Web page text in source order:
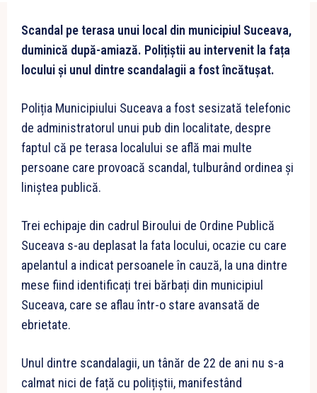
Scandal pe terasa unui local din municipiul Suceava,
duminică după-amiază. Polițiștii au intervenit la fața
locului și unul dintre scandalagii a fost încătușat.
Poliția Municipiului Suceava a fost sesizată telefonic
de administratorul unui pub din localitate, despre
faptul că pe terasa localului se află mai multe
persoane care provoacă scandal, tulburând ordinea și
liniștea publică.
Trei echipaje din cadrul Biroului de Ordine Publică
Suceava s-au deplasat la fata locului, ocazie cu care
apelantul a indicat persoanele în cauză, la una dintre
mese fiind identificați trei bărbați din municipiul
Suceava, care se aflau într-o stare avansată de
ebrietate.
Unul dintre scandalagii, un tânăr de 22 de ani nu s-a
calmat nici de față cu polițiștii, manifestând